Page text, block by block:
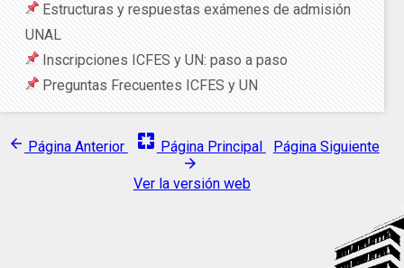
Estructuras y respuestas exámenes de admisión
UNAL
Inscripciones ICFES y UN: paso a paso
Preguntas Frecuentes ICFES y UN
arrow_back Página Anterior pages Página Principal Página Siguiente
arrow_forward
Ver la versión web